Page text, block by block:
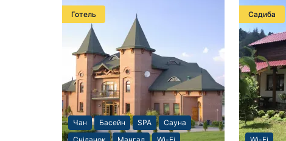
Готель
Чан Басейн SPA
Сауна
Садиба